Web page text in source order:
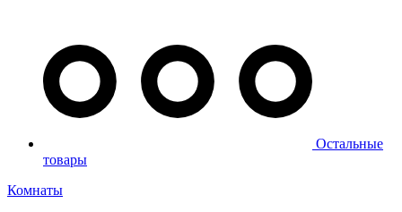
Остальные
товары
Комнаты